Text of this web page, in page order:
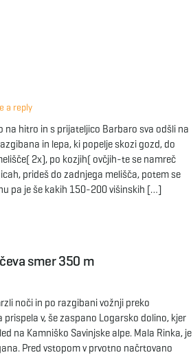
a reply
na hitro in s prijateljico Barbaro sva odšli na
in lepa, ki popelje skozi gozd, do
2x), po kozjih( ovčjih-te se namreč
prideš do zadnjega melišča, potem se
pa je še kakih 150-200 višinskih […]
smer 350 m
noči in po razgibani vožnji preko
prispela v, še zaspano Logarsko dolino, kjer
na Kamniško Savinjske alpe. Mala Rinka, je
Pred vstopom v prvotno načrtovano